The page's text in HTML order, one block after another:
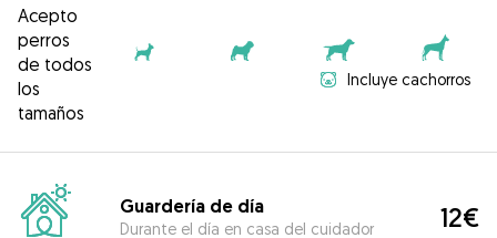
Acepto
perros
de todos
los
tamaños
Incluye cachorros
Guardería de día
Durante el día en casa del cuidador 12€